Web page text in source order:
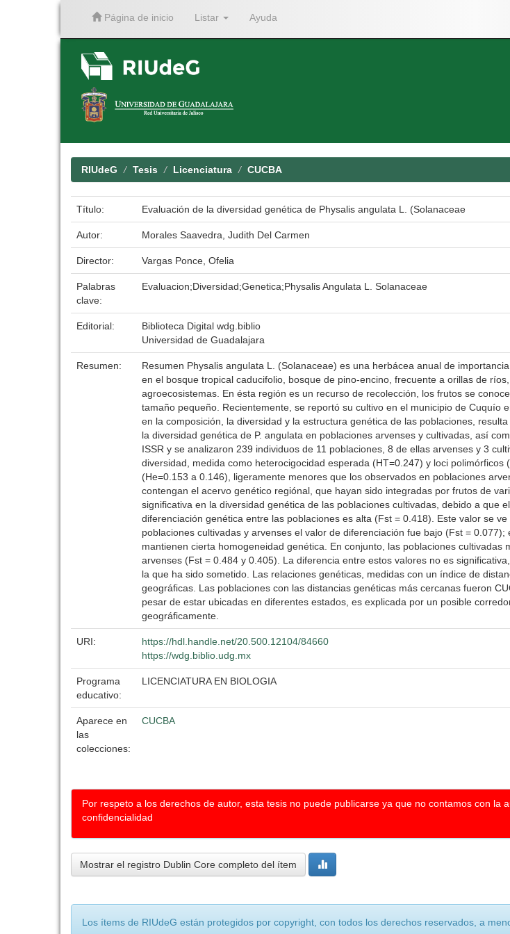
Página de inicio Listar Ayuda
RIUdeG Tesis Licenciatura CUCBA
Título: Evaluación de la diversidad genética de Physalis angulata L. (Solanaceae
Autor: Morales Saavedra, Judith Del Carmen
Director: Vargas Ponce, Ofelia
Palabras
clave:
Evaluacion;Diversidad;Genetica;Physalis Angulata L. Solanaceae
Editorial:
Biblioteca Digital wdg.biblio
Universidad de Guadalajara
Resumen:
Resumen Physalis angulata L. (Solanaceae) es una herbácea anual de
en el bosque tropical caducifolio, bosque de pino-encino, frecuente a orillas de
agroecosistemas. En ésta región es un recurso de recolección, los frutos se
tamaño pequeño. Recientemente, se reportó su cultivo en el municipio de
en la composición, la diversidad y la estructura genética de las poblaciones,
la diversidad genética de P. angulata en poblaciones arvenses y cultivadas, así
ISSR y se analizaron 239 individuos de 11 poblaciones, 8 de ellas arvenses y 3
diversidad, medida como heterocigocidad esperada (HT=0.247) y loci
(He=0.153 a 0.146), ligeramente menores que los observados en poblaciones
contengan el acervo genético regiónal, que hayan sido integradas por frutos de
significativa en la diversidad genética de las poblaciones cultivadas, debido a que
diferenciación genética entre las poblaciones es alta (Fst = 0.418). Este valor se
poblaciones cultivadas y arvenses el valor de diferenciación fue bajo (Fst =
mantienen cierta homogeneidad genética. En conjunto, las poblaciones
arvenses (Fst = 0.484 y 0.405). La diferencia entre estos valores no es
la que ha sido sometido. Las relaciones genéticas, medidas con un índice de
geográficas. Las poblaciones con las distancias genéticas más cercanas fueron
pesar de estar ubicadas en diferentes estados, es explicada por un posible
geográficamente.
URI:
https://hdl.handle.net/20.500.12104/84660
https://wdg.biblio.udg.mx
Programa
educativo:
LICENCIATURA EN BIOLOGIA
Aparece en
las
colecciones:
CUCBA
Por respeto a los derechos de autor, esta tesis no puede publicarse ya que no contamos con
confidencialidad
Mostrar el registro Dublin Core completo del ítem
Los ítems de RIUdeG están protegidos por copyright, con todos los derechos reservados, a